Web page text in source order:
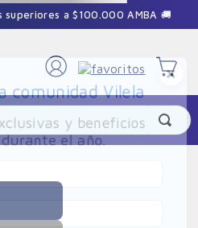
superiores a $100.000 AMBA 🚚
×
comunidad Vilela
y beneficios
el año.